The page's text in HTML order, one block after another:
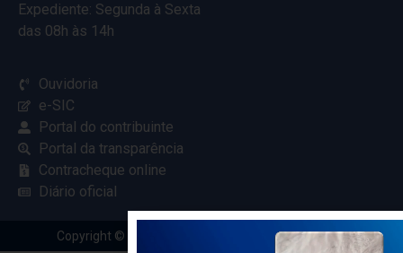
Expediente: Segunda à Sexta
das 08h às 14h
Ouvidoria
e-SIC
Portal do contribuinte
Portal da transparência
Contracheque online
Diário oficial
Copyright © 2024 Criado com pela Renovar Web